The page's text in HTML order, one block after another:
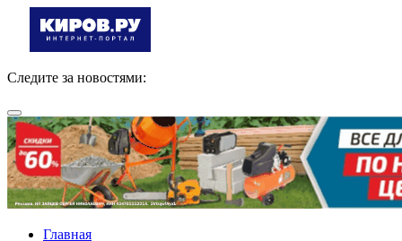
Следите за новостями:
Главная